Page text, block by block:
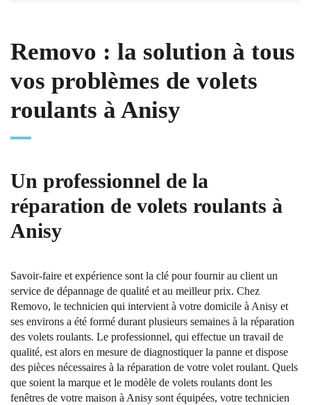
Removo : la solution à tous
vos problèmes de volets
roulants à Anisy
Un professionnel de la
réparation de volets roulants à
Anisy
Savoir-faire et expérience sont la clé pour fournir au client un
service de dépannage de qualité et au meilleur prix. Chez
Removo, le technicien qui intervient à votre domicile à Anisy et
ses environs a été formé durant plusieurs semaines à la réparation
des volets roulants. Le professionnel, qui effectue un travail de
qualité, est alors en mesure de diagnostiquer la panne et dispose
des pièces nécessaires à la réparation de votre volet roulant. Quels
que soient la marque et le modèle de volets roulants dont les
fenêtres de votre maison à Anisy sont équipées, votre technicien